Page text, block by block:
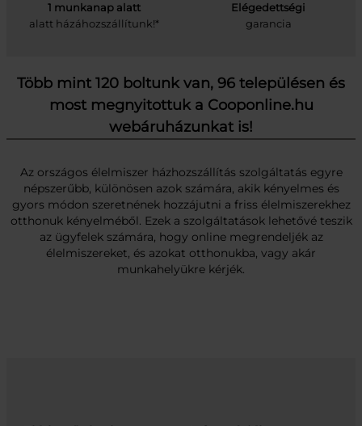
1 munkanap alatt
alatt házáhozszállítunk!*
Elégedettségi
garancia
Több mint 120 boltunk van, 96 településen és
most megnyitottuk a Cooponline.hu
webáruházunkat is!
Az országos élelmiszer házhozszállítás szolgáltatás egyre
népszerűbb, különösen azok számára, akik kényelmes és
gyors módon szeretnének hozzájutni a friss élelmiszerekhez
otthonuk kényelméből. Ezek a szolgáltatások lehetővé teszik
az ügyfelek számára, hogy online megrendeljék az
élelmiszereket, és azokat otthonukba, vagy akár
munkahelyükre kérjék.